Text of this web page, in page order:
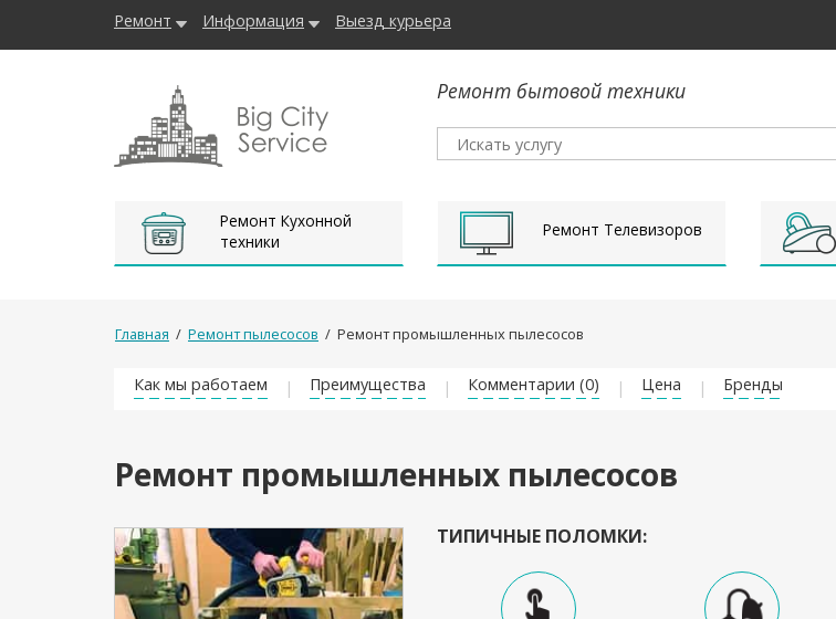
Ремонт Информация Выезд курьера
Ремонт бытовой техники
Ремонт Кухонной
техники
Ремонт Телевизоров
Главная / Ремонт пылесосов / Ремонт промышленных пылесосов
Как мы работаем Преимущества Комментарии (0) Цена Бренды
Ремонт промышленных пылесосов
ТИПИЧНЫЕ ПОЛОМКИ: